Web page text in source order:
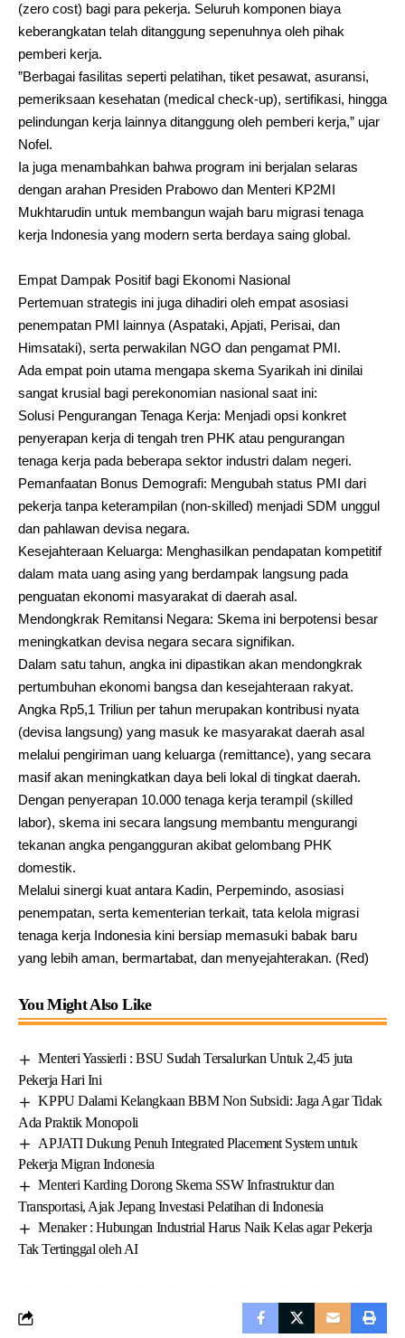
(zero cost) bagi para pekerja. Seluruh komponen biaya
keberangkatan telah ditanggung sepenuhnya oleh pihak
pemberi kerja.
​”Berbagai fasilitas seperti pelatihan, tiket pesawat, asuransi,
pemeriksaan kesehatan (medical check-up), sertifikasi, hingga
pelindungan kerja lainnya ditanggung oleh pemberi kerja,” ujar
Nofel.
​Ia juga menambahkan bahwa program ini berjalan selaras
dengan arahan Presiden Prabowo dan Menteri KP2MI
Mukhtarudin untuk membangun wajah baru migrasi tenaga
kerja Indonesia yang modern serta berdaya saing global.
Empat Dampak Positif bagi Ekonomi Nasional
​Pertemuan strategis ini juga dihadiri oleh empat asosiasi
penempatan PMI lainnya (Aspataki, Apjati, Perisai, dan
Himsataki), serta perwakilan NGO dan pengamat PMI.
Ada empat poin utama mengapa skema Syarikah ini dinilai
sangat krusial bagi perekonomian nasional saat ini:
​Solusi Pengurangan Tenaga Kerja: Menjadi opsi konkret
penyerapan kerja di tengah tren PHK atau pengurangan
tenaga kerja pada beberapa sektor industri dalam negeri.
​Pemanfaatan Bonus Demografi: Mengubah status PMI dari
pekerja tanpa keterampilan (non-skilled) menjadi SDM unggul
dan pahlawan devisa negara.
​Kesejahteraan Keluarga: Menghasilkan pendapatan kompetitif
dalam mata uang asing yang berdampak langsung pada
penguatan ekonomi masyarakat di daerah asal.
​Mendongkrak Remitansi Negara: Skema ini berpotensi besar
meningkatkan devisa negara secara signifikan.
Dalam satu tahun, angka ini dipastikan akan mendongkrak
pertumbuhan ekonomi bangsa dan kesejahteraan rakyat.
Angka Rp5,1 Triliun per tahun merupakan kontribusi nyata
(devisa langsung) yang masuk ke masyarakat daerah asal
melalui pengiriman uang keluarga (remittance), yang secara
masif akan meningkatkan daya beli lokal di tingkat daerah.
​Dengan penyerapan 10.000 tenaga kerja terampil (skilled
labor), skema ini secara langsung membantu mengurangi
tekanan angka pengangguran akibat gelombang PHK
domestik.
​Melalui sinergi kuat antara Kadin, Perpemindo, asosiasi
penempatan, serta kementerian terkait, tata kelola migrasi
tenaga kerja Indonesia kini bersiap memasuki babak baru
yang lebih aman, bermartabat, dan menyejahterakan. (Red)
You Might Also Like
Menteri Yassierli : BSU Sudah Tersalurkan Untuk 2,45 juta
Pekerja Hari Ini
KPPU Dalami Kelangkaan BBM Non Subsidi: Jaga Agar Tidak
Ada Praktik Monopoli
APJATI Dukung Penuh Integrated Placement System untuk
Pekerja Migran Indonesia
Menteri Karding Dorong Skema SSW Infrastruktur dan
Transportasi, Ajak Jepang Investasi Pelatihan di Indonesia
Menaker : Hubungan Industrial Harus Naik Kelas agar Pekerja
Tak Tertinggal oleh AI